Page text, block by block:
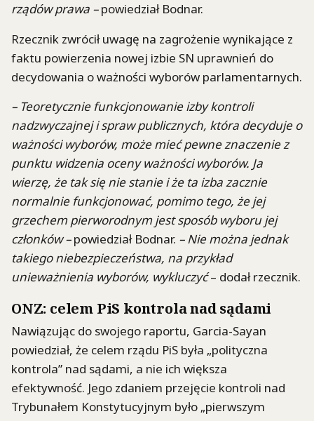
rządów prawa –powiedział Bodnar.
Rzecznik zwrócił uwagę na zagrożenie wynikające z
faktu powierzenia nowej izbie SN uprawnień do
decydowania o ważności wyborów parlamentarnych.
– Teoretycznie funkcjonowanie izby kontroli
nadzwyczajnej i spraw publicznych, która decyduje o
ważności wyborów, może mieć pewne znaczenie z
punktu widzenia oceny ważności wyborów. Ja
wierzę, że tak się nie stanie i że ta izba zacznie
normalnie funkcjonować, pomimo tego, że jej
grzechem pierworodnym jest sposób wyboru jej
członków –powiedział Bodnar. – Nie można jednak
takiego niebezpieczeństwa, na przykład
unieważnienia wyborów, wykluczyć– dodał rzecznik.
ONZ: celem PiS kontrola nad sądami
Nawiązując do swojego raportu, Garcia-Sayan
powiedział, że celem rządu PiS była „polityczna
kontrola” nad sądami, a nie ich większa
efektywność. Jego zdaniem przejęcie kontroli nad
Trybunałem Konstytucyjnym było „pierwszym